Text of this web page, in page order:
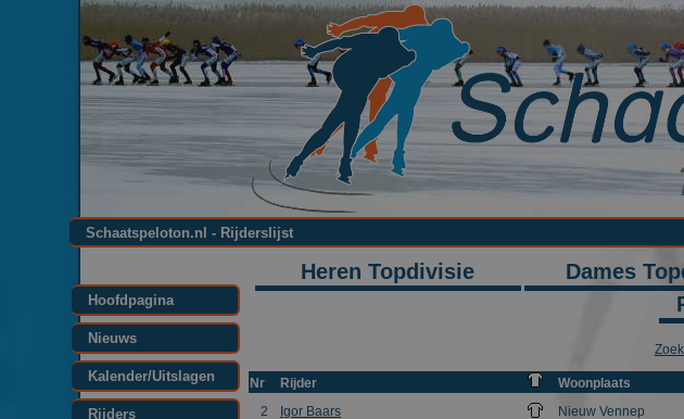
Schaatspeloton.nl - Rijderslijst
Hoofdpagina
Nieuws
Kalender/Uitslagen
Rijders
Heren Topdivisie Dames
Nr Rijder Woonplaats
2
Igor Baars Nieuw Vennep